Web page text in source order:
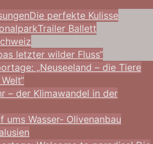
Die perfekte Kulisse
Trailer Ballett
letzter wilder Fluss“
„Neuseeland – die Tiere
– der Klimawandel in der
ums Wasser- Olivenanbau